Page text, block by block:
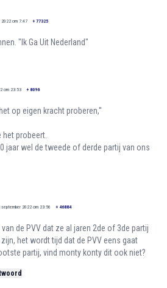
2022 om 7:47 + 77325
"Ik Ga Uit Nederland"
om 23:53 + 8096
op eigen kracht proberen,''
het probeert.
jaar wel de tweede of derde partij van ons
september 2022 om 23:56 + 46884
de PVV dat ze al jaren 2de of 3de partij
het wordt tijd dat de PVV eens gaat
partij, vind monty konty dit ook niet?